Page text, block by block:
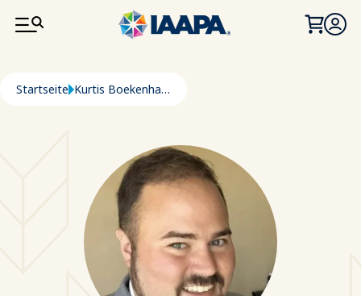
DIREKT ZUM INHALT
Pfadnavigation
Startseite Kurtis Boekenhauer